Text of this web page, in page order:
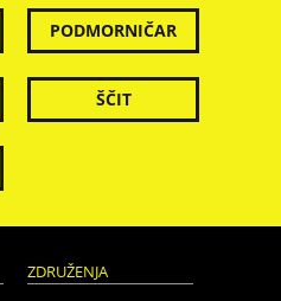
PODMORNIČAR
ŠČIT
ZDRUŽENJA